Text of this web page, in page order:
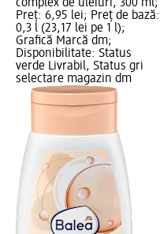
complex de uleiuri, 300 ml;
Preț: 6,95 lei; Preț de bază:
0,3 l (23,17 lei pe 1 l);
Grafică Marcă dm;
Disponibilitate: Status
verde Livrabil, Status gri
selectare magazin dm